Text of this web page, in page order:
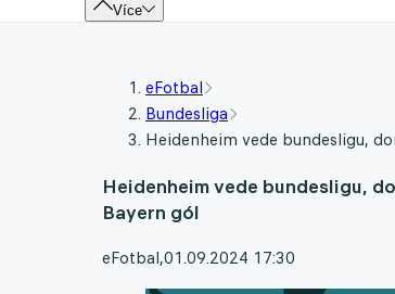
Více
eFotbal
Bundesliga
Heidenheim vede bundesligu,
Heidenheim vede bundesligu,
Bayern gól
eFotbal,01.09.2024 17:30